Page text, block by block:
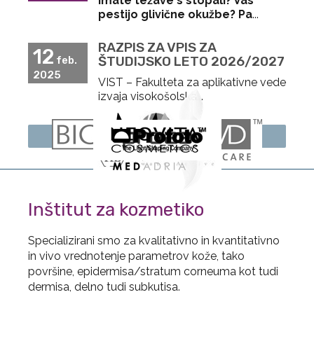
pestijo glivične okužbe? Pa...
12 feb.
2025
RAZPIS ZA VPIS ZA
ŠTUDIJSKO LETO 2026/2027
VIST – Fakulteta za aplikativne vede
izvaja visokošolska...
Več novic
Inštitut za kozmetiko
Specializirani smo za kvalitativno in kvantitativno
in vivo vrednotenje parametrov kože, tako
površine, epidermisa/stratum corneuma kot tudi
dermisa, delno tudi subkutisa.